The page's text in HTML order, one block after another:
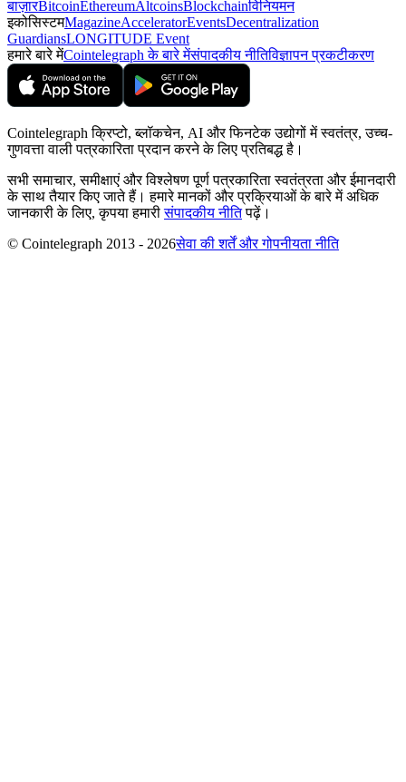
बाज़ारBitcoinEthereumAltcoinsBlockchainविनियमन
इकोसिस्टमMagazineAcceleratorEventsDecentralization
GuardiansLONGITUDE Event
हमारे बारे मेंCointelegraph के बारे मेंसंपादकीय नीतिविज्ञापन प्रकटीकरण
Cointelegraph क्रिप्टो, ब्लॉकचेन, AI और फिनटेक उद्योगों में स्वतंत्र, उच्च-
गुणवत्ता वाली पत्रकारिता प्रदान करने के लिए प्रतिबद्ध है।
सभी समाचार, समीक्षाएं और विश्लेषण पूर्ण पत्रकारिता स्वतंत्रता और ईमानदारी
के साथ तैयार किए जाते हैं। हमारे मानकों और प्रक्रियाओं के बारे में अधिक
जानकारी के लिए, कृपया हमारीसंपादकीय नीतिपढ़ें।
© Cointelegraph 2013 - 2026सेवा की शर्तें और गोपनीयता नीति